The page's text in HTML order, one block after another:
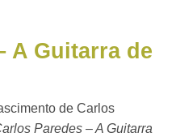
A Guitarra de
de Carlos
Paredes – A Guitarra